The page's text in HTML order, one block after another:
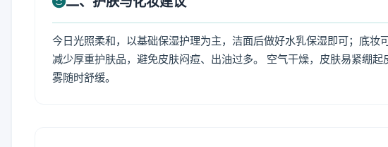
今日光照柔和，以基础保湿护理为主，洁面后做好水乳保湿即可；底
减少厚重护肤品，避免皮肤闷痘、出油过多。 空气干燥，皮肤易紧绷
雾随时舒缓。